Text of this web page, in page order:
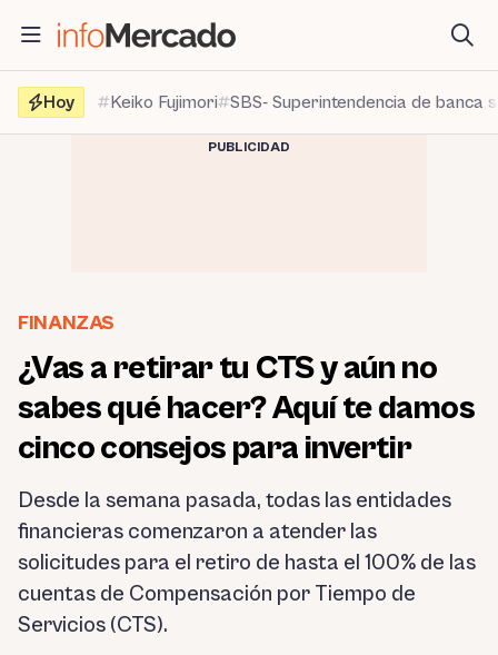
contenido
Hoy
Keiko Fujimori SBS- Superintendencia de banca
PUBLICIDAD
FINANZAS
¿Vas a retirar tu CTS y aún no
sabes qué hacer? Aquí te damos
cinco consejos para invertir
Desde la semana pasada, todas las entidades
financieras comenzaron a atender las
solicitudes para el retiro de hasta el 100% de las
cuentas de Compensación por Tiempo de
Servicios (CTS).